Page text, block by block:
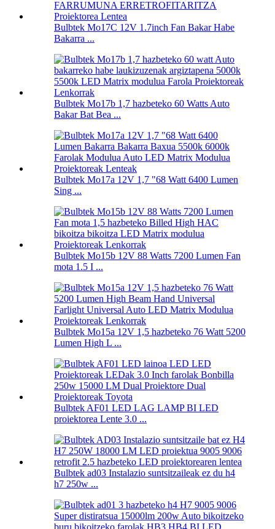
Bulbtek Mo17C 12V 1.7inch Fan Bakar Habe
Bakarra ...
Bulbtek Mo17b 1,7 hazbeteko 60 Watts Auto
Bakar Bat Bea ...
Bulbtek Mo17a 12V 1,7 "68 Watt 6400 Lumen
Sing ...
Bulbtek Mo15b 12V 88 Watts 7200 Lumen Fan
mota 1.5 I ...
Bulbtek Mo15a 12V 1,5 hazbeteko 76 Watt 5200
Lumen High L ...
Bulbtek AF01 LED LAG LAMP BI LED
proiektorea Lente 3.0 ...
Bulbtek ad03 Instalazio suntsitzaileak ez du h4
h7 250w ...